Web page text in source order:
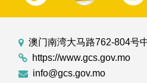
澳门南湾大马路762-804号
https://www.gcs.gov.mo
info@gcs.gov.mo